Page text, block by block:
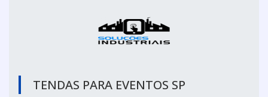
TENDAS PARA EVENTOS SP